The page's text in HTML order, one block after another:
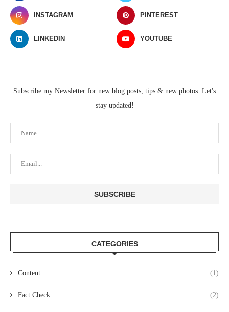
INSTAGRAM PINTEREST
LINKEDIN YOUTUBE
Subscribe my Newsletter for new blog posts, tips & new photos. Let's
stay updated!
CATEGORIES
Content (1)
Fact Check (2)